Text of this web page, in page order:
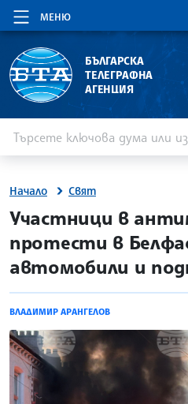
МЕНЮ
БЪЛГАРСКА
ТЕЛЕГРАФНА
АГЕНЦИЯ
Начало Свят
site.bta
Участници в
протести в
автомобили и
ВЛАДИМИР АРАНГЕЛОВ